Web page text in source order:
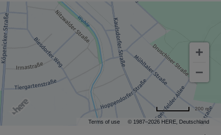
Terms of use © 1987–2026 HERE, Deutschland
200 m